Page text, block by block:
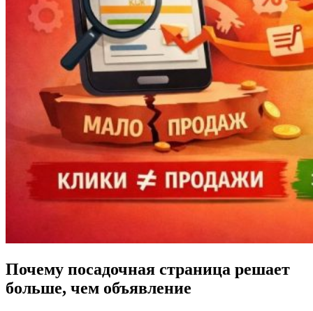
Почему посадочная страница решает
больше, чем объявление